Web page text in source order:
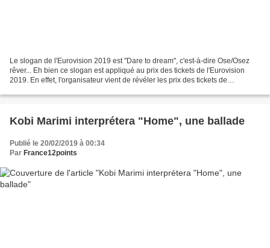
Le slogan de l'Eurovision 2019 est "Dare to dream", c'est-à-dire Ose/Osez
rêver... Eh bien ce slogan est appliqué au prix des tickets de l'Eurovision
2019. En effet, l'organisateur vient de révéler les prix des tickets de
Kobi Marimi interprétera "Home", une ballade
Publié le 20/02/2019 à 00:34
Par France12points